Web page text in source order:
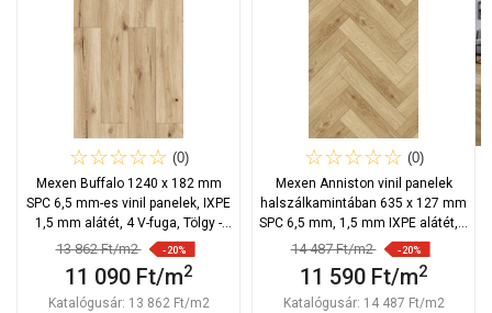
(0)
Mexen Buffalo 1240 x 182 mm
SPC 6,5 mm-es vinil panelek, IXPE
1,5 mm alátét, 4 V-fuga, Tölgy -
F1007-1240-182-505-4V1-01
13 862 Ft/m2 -20%
11 090 Ft/m2
Katalógusár: 13 862 Ft/m2
(0)
Mexen Anniston vinil panelek
halszálkamintában 635 x 127 mm
SPC 6,5 mm, 1,5 mm IXPE alátét, 4
oldali V-Fuga, Tölgy
14 487 Ft/m2 -20%
11 590 Ft/m2
Katalógusár: 14 487 Ft/m2